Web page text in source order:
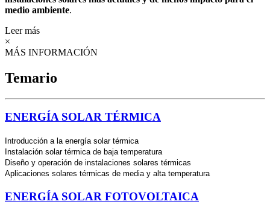
medio ambiente.
Leer más
×
MÁS INFORMACIÓN
Temario
ENERGÍA SOLAR TÉRMICA
Introducción a la energía solar térmica
Instalación solar térmica de baja temperatura
Diseño y operación de instalaciones solares térmicas
Aplicaciones solares térmicas de media y alta temperatura
ENERGÍA SOLAR FOTOVOLTAICA